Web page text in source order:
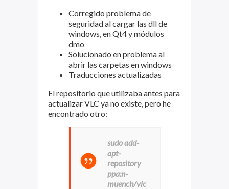
Corregido problema de
seguridad al cargar las dll de
windows, en Qt4 y módulos
dmo
Solucionado en problema al
abrir las carpetas en windows
Traducciones actualizadas
El repositorio que utilizaba antes para
actualizar VLC ya no existe, pero he
encontrado otro:
sudo add-
apt-
repository
ppa:n-
muench/vlc